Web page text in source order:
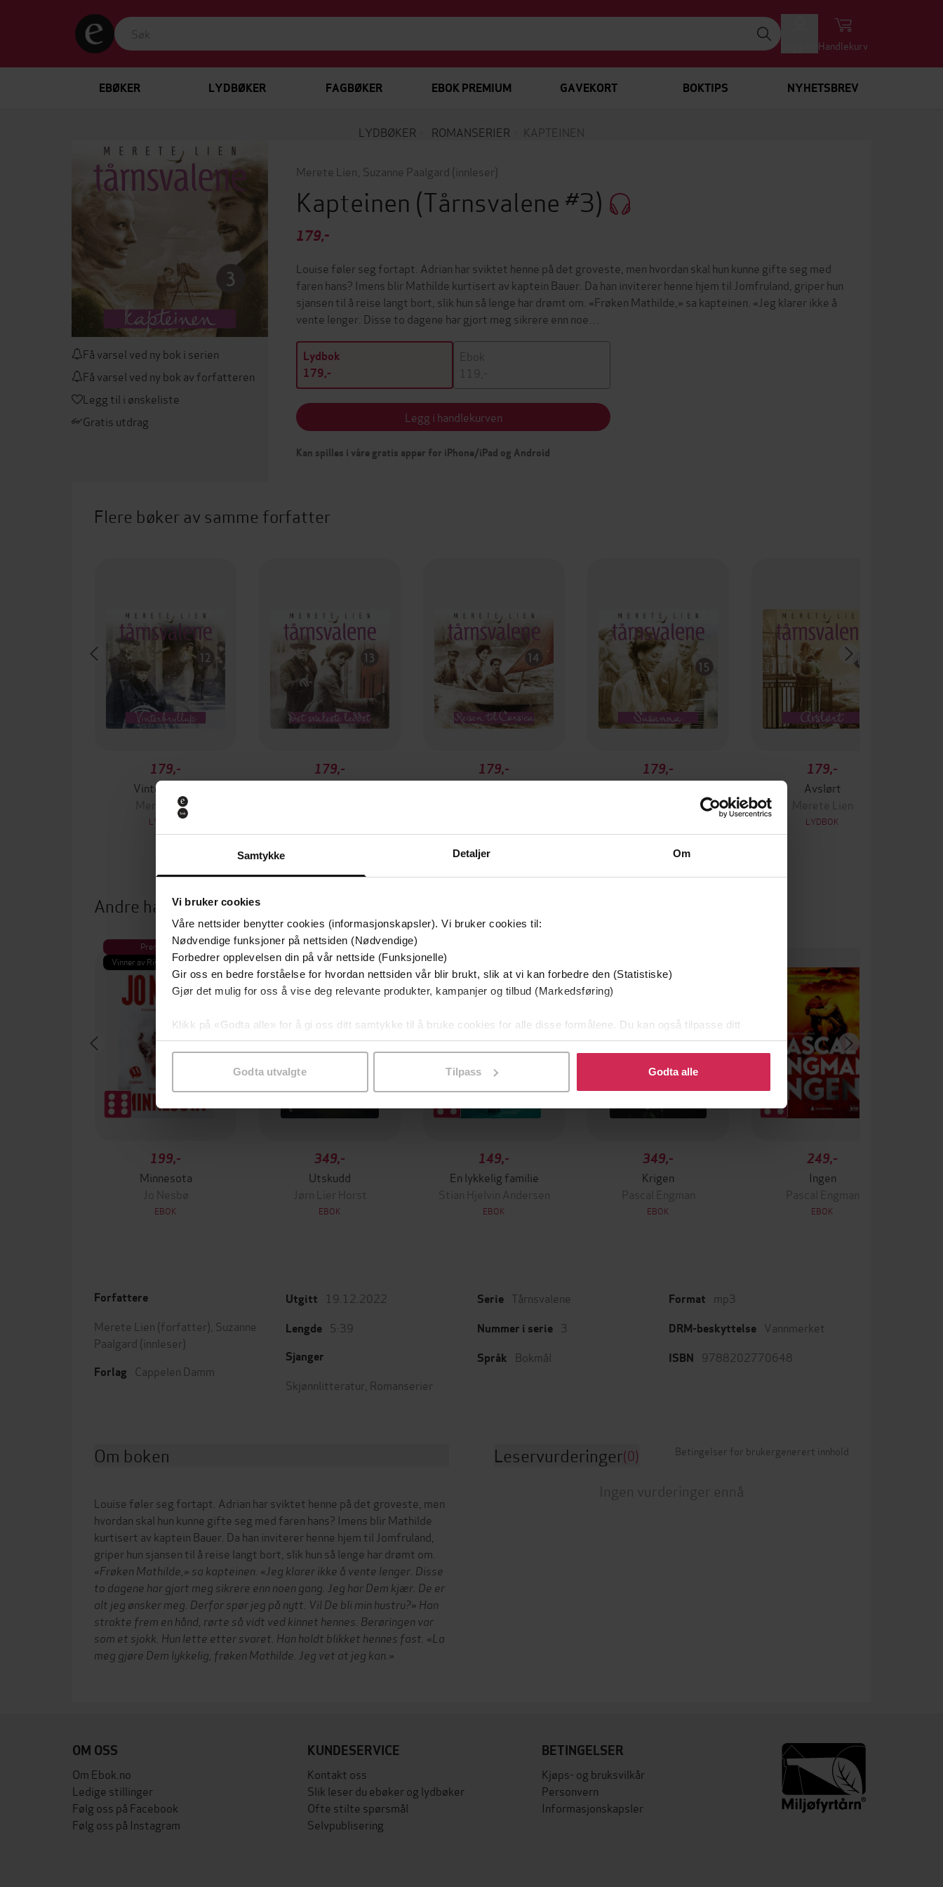
Samtykke Detaljer Om
Vi bruker cookies
Våre nettsider benytter cookies (informasjonskapsler). Vi bruker cookies til:
Nødvendige funksjoner på nettsiden (Nødvendige)
Forbedrer opplevelsen din på vår nettside (Funksjonelle)
Gir oss en bedre forståelse for hvordan nettsiden vår blir brukt, slik at vi kan forbedre den (Statistiske)
Gjør det mulig for oss å vise deg relevante produkter, kampanjer og tilbud (Markedsføring)
Klikk på «Godta alle» for å gi oss ditt samtykke til å bruke cookies for alle disse formålene. Du kan også tilpasse ditt
samtykke til spesifikke formål ved å klikke på «Tilpass». Du kan når som helst trekke tilbake eller endre ditt samtykke.
Godta utvalgte Tilpass Godta alle
Handlekurv
EBØKER LYDBØKER FAGBØKER EBOK PREMIUM GAVEKORT BOKTIPS NYHETSBREV
LYDBØKER ROMANSERIER KAPTEINEN
Få varsel ved ny bok i serien
Få varsel ved ny bok av forfatteren
Legg til i ønskeliste
Gratis utdrag
Merete Lien Suzanne Paalgard (innleser)
Kapteinen (Tårnsvalene #3)
179,-
Louise føler seg fortapt. Adrian har sviktet henne på det groveste, men hvordan skal hun kunne gifte seg med
faren hans? Imens blir Mathilde kurtisert av kaptein Bauer. Da han inviterer henne hjem til Jomfruland, griper hun
sjansen til å reise langt bort, slik hun så lenge har drømt om. «Frøken Mathilde,» sa kapteinen. «Jeg klarer ikke å
vente lenger. Disse to dagene har gjort meg sikrere enn noe…
Lydbok
179,-
Ebok
119,-
Legg i handlekurven
Kan spilles i våre gratis apper for iPhone/iPad og Android
Flere bøker av samme forfatter
179,-
Vinterbryllup
Merete Lien
LYDBOK
179,-
179,-
179,-
179,-
Avslørt
Merete Lien
LYDBOK
Andre har også kjøpt
Premium
Vinner av Rivertonprisen
199,-
Minnesota
Jo Nesbø
EBOK
Premium
Første gang på tilbud
349,-
Utskudd
Jørn Lier Horst
EBOK
149,-
En lykkelig familie
Stian Hjelvin Andersen
EBOK
349,-
Krigen
Pascal Engman
EBOK
249,-
Ingen
Pascal Engman
EBOK
Forfattere
Merete Lien (forfatter), Suzanne
Paalgard (innleser)
Forlag Cappelen Damm
Utgitt 19.12.2022
Lengde 5:39
Sjanger
Skjønnlitteratur Romanserier
Serie Tårnsvalene
Nummer i serie 3
Språk Bokmål
Format mp3
DRM-beskyttelse Vannmerket
ISBN 9788202770648
Om boken
Louise føler seg fortapt. Adrian har sviktet henne på det groveste, men
hvordan skal hun kunne gifte seg med faren hans? Imens blir Mathilde
kurtisert av kaptein Bauer. Da han inviterer henne hjem til Jomfruland,
griper hun sjansen til å reise langt bort, slik hun så lenge har drømt om.
«Frøken Mathilde,» sa kapteinen. «Jeg klarer ikke å vente lenger. Disse
to dagene har gjort meg sikrere enn noen gang. Jeg har Dem kjær. De er
alt jeg ønsker meg. Derfor spør jeg på nytt. Vil De bli min hustru?» Han
strakte frem en hånd, rørte så vidt ved kinnet hennes. Berøringen var
som et sjokk. Hun lette etter svaret. Han holdt blikket hennes fast. «La
meg gjøre Dem lykkelig, frøken Mathilde. Jeg vet at jeg kan.»
Leservurderinger(0) Betingelser for brukergenerert innhold
Ingen vurderinger ennå
OM OSS
Om Ebok.no
Ledige stillinger
Følg oss på Facebook
Følg oss på Instagram
KUNDESERVICE
Kontakt oss
Slik leser du ebøker og lydbøker
Ofte stilte spørsmål
Selvpublisering
BETINGELSER
Kjøps- og bruksvilkår
Personvern
Informasjonskapsler